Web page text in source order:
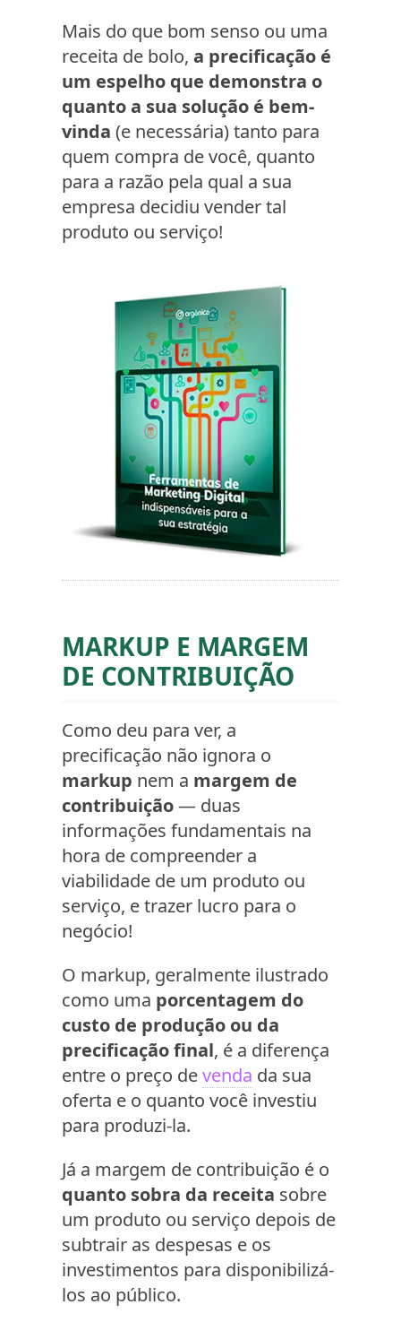
Mais do que bom senso ou uma
receita de bolo, a precificação é
um espelho que demonstra o
quanto a sua solução é bem-
vinda (e necessária) tanto para
quem compra de você, quanto
para a razão pela qual a sua
empresa decidiu vender tal
produto ou serviço!
MARKUP E MARGEM
DE CONTRIBUIÇÃO
Como deu para ver, a
precificação não ignora o
markup nem a margem de
contribuição— duas
informações fundamentais na
hora de compreender a
viabilidade de um produto ou
serviço, e trazer lucro para o
negócio!
O markup, geralmente ilustrado
como uma porcentagem do
custo de produção ou da
precificação final, é a diferença
entre o preço devenda da sua
oferta e o quanto você investiu
para produzi-la.
Já a margem de contribuição é o
quanto sobra da receita sobre
um produto ou serviço depois de
subtrair as despesas e os
investimentos para disponibilizá-
los ao público.